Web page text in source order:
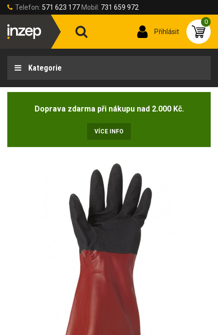
Telefon: 571 623 177 Mobil: 731 659 972
Přihlásit
0
Kategorie
Doprava zdarma při nákupu nad 2.000 Kč.
VÍCE INFO